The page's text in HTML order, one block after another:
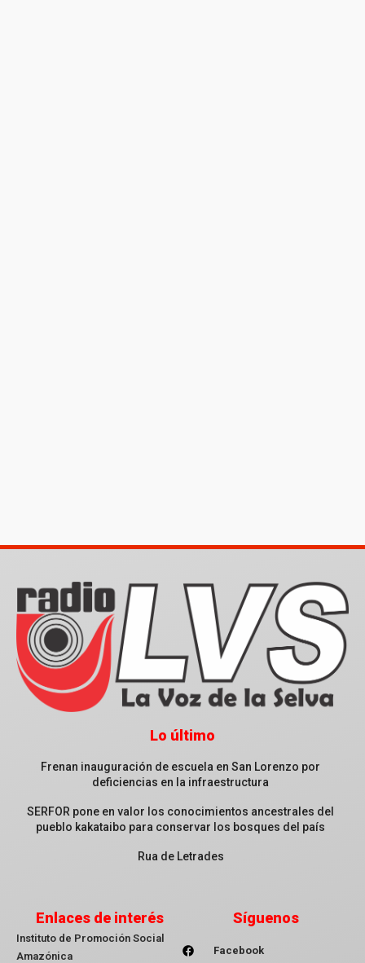
Lo último
Frenan inauguración de escuela en San Lorenzo por
deficiencias en la infraestructura
SERFOR pone en valor los conocimientos ancestrales del
pueblo kakataibo para conservar los bosques del país
Rua de Letrades
Enlaces de interés
Instituto de Promoción Social
Amazónica
Síguenos
Facebook